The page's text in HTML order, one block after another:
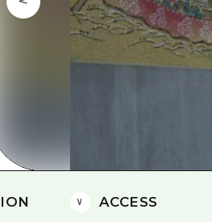
미야
야마
수하물 보관 및 배송 서비스
ACCESS